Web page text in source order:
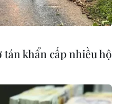
khẩn cấp nhiều hộ